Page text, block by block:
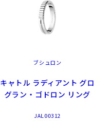
ブシュロン
キャトル ラディアント グロ
グラン・ゴドロン リング
JAL00312